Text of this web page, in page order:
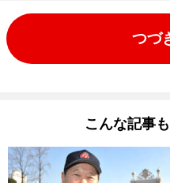
つづ
こんな記事